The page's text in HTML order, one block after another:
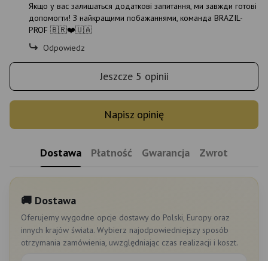
Якщо у вас залишаться додаткові запитання, ми завжди готові
допомогти! З найкращими побажаннями, команда BRAZIL-
PROF 🇧🇷❤️🇺🇦
Odpowiedz
Jeszcze 5 opinii
Napisz opinię
Dostawa Płatność Gwarancja Zwrot
🚚 Dostawa
Oferujemy wygodne opcje dostawy do Polski, Europy oraz
innych krajów świata. Wybierz najodpowiedniejszy sposób
otrzymania zamówienia, uwzględniając czas realizacji i koszt.